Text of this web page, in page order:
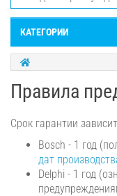
КАТЕГОРИИ
Правила
Срок гарантии
Bosch - 1 год
дат
Delphi - 1 год